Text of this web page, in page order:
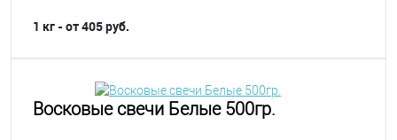
1 кг - от 405 руб.
Восковые свечи Белые 500гр.